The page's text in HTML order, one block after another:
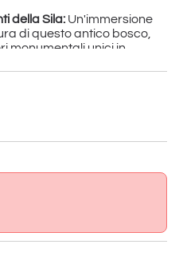
della Sila: Un'immersione
di questo antico bosco,
monumentali unici in
circa 1300 metri di
Parco Nazionale della Sila.
da una grande
da giugno a ottobre 2024.